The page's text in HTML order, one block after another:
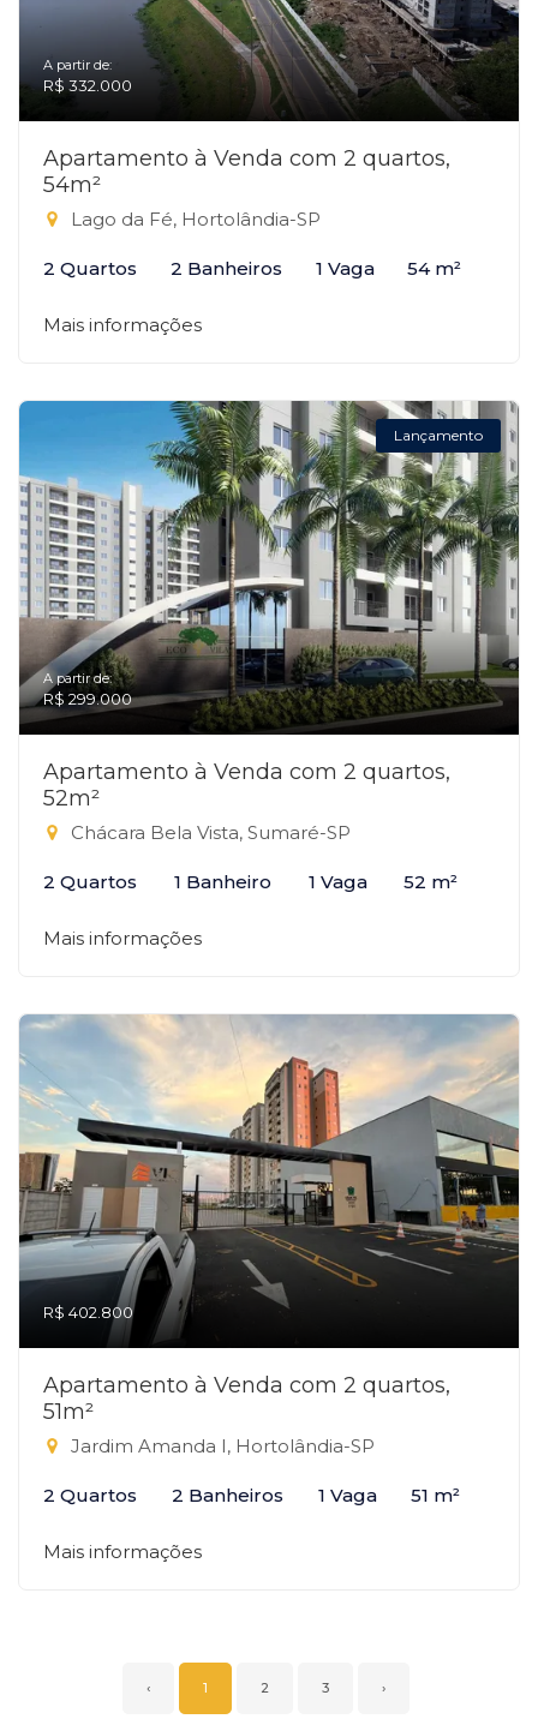
A partir de:
R$ 332.000
Apartamento à Venda com 2 quartos,
54m²
Lago da Fé, Hortolândia-SP
2 Quartos 2 Banheiros 1 Vaga 54 m²
Mais informações
Lançamento
A partir de:
R$ 299.000
Apartamento à Venda com 2 quartos,
52m²
Chácara Bela Vista, Sumaré-SP
2 Quartos 1 Banheiro 1 Vaga 52 m²
Mais informações
R$ 402.800
Apartamento à Venda com 2 quartos,
51m²
Jardim Amanda I, Hortolândia-SP
2 Quartos 2 Banheiros 1 Vaga 51 m²
Mais informações
‹ 1 2 3 ›